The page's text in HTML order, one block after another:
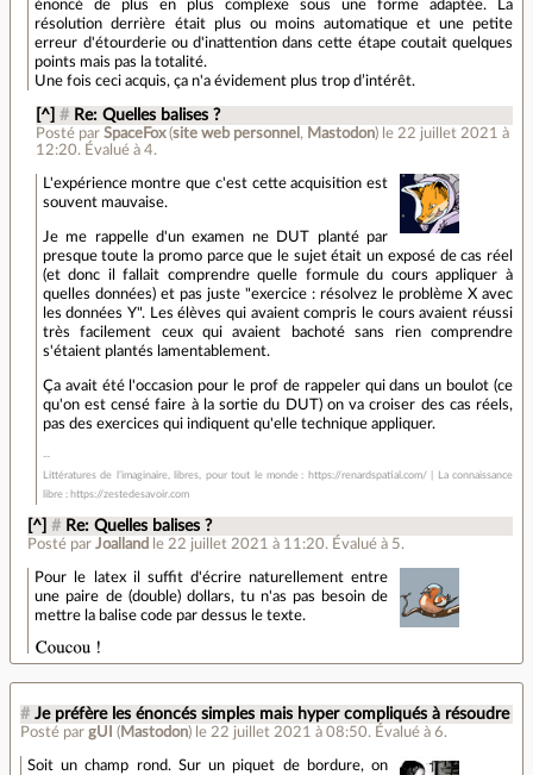
énoncé de plus en plus complexe sous une forme adaptée. La
résolution derrière était plus ou moins automatique et une petite
erreur d'étourderie ou d'inattention dans cette étape coutait quelques
points mais pas la totalité.
Une fois ceci acquis, ça n'a évidement plus trop d’intérêt.
[^] # Re: Quelles balises ?
Posté par SpaceFox(site web personnel , Mastodon) le 22 juillet 2021 à
12:20. Évalué à 4.
L'expérience montre que c'est cette acquisition est
souvent mauvaise.
Je me rappelle d'un examen ne DUT planté par
presque toute la promo parce que le sujet était un exposé de cas réel
(et donc il fallait comprendre quelle formule du cours appliquer à
quelles données) et pas juste "exercice : résolvez le problème X avec
les données Y". Les élèves qui avaient compris le cours avaient réussi
très facilement ceux qui avaient bachoté sans rien comprendre
s'étaient plantés lamentablement.
Ça avait été l'occasion pour le prof de rappeler qui dans un boulot (ce
qu'on est censé faire à la sortie du DUT) on va croiser des cas réels,
pas des exercices qui indiquent qu'elle technique appliquer.
Littératures de l’imaginaire, libres, pour tout le monde : https://renardspatial.com/ | La connaissance
libre : https://zestedesavoir.com
[^] # Re: Quelles balises ?
Posté parJoalland le 22 juillet 2021 à 11:20. Évalué à 5.
Pour le latex il suffit d'écrire naturellement entre
une paire de (double) dollars, tu n'as pas besoin de
mettre la balise code par dessus le texte.
# Je préfère les énoncés simples mais hyper compliqués à résoudre
Posté par gUI ( Mastodon) le 22 juillet 2021 à 08:50. Évalué à 6.
Soit un champ rond. Sur un piquet de bordure, on